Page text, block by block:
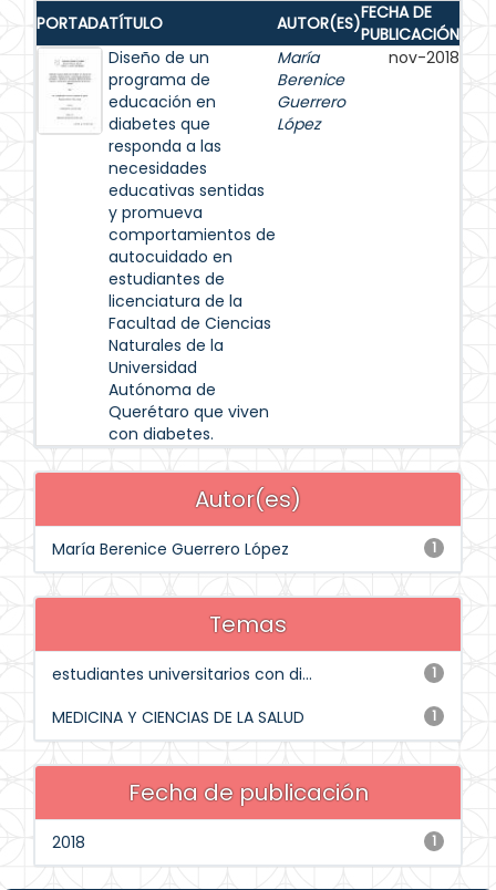
PORTADATÍTULO AUTOR(ES)FECHA DE
PUBLICACIÓN
Diseño de un
programa de
educación en
diabetes que
responda a las
necesidades
educativas sentidas
y promueva
comportamientos de
autocuidado en
estudiantes de
licenciatura de la
Facultad de Ciencias
Naturales de la
Universidad
Autónoma de
Querétaro que viven
con diabetes.
María
Berenice
Guerrero
López
nov-2018
Autor(es)
1
María Berenice Guerrero López
Temas
1
estudiantes universitarios con di...
1
MEDICINA Y CIENCIAS DE LA SALUD
Fecha de publicación
1
2018